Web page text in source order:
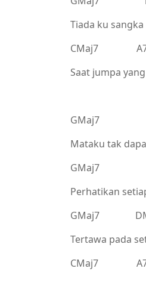
Tiada ku
CMaj7
Saat jumpa
GMaj7
Mataku tak
GMaj7
Perhatikan
GMaj7
Tertawa pada
CMaj7